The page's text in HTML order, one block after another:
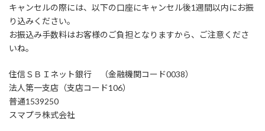
キャンセルの際には、以下の口座にキャンセル後1週間以内にお振
り込みください。
お振込み手数料はお客様のご負担となりますから、ご注意くださ
いね。
住信ＳＢＩネット銀行 （金融機関コード0038）
法人第一支店（支店コード106）
普通1539250
スマプラ株式会社